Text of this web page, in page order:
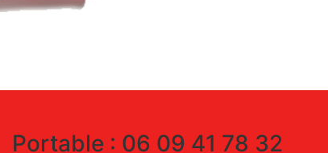
Portable : 06 09 41 78 32